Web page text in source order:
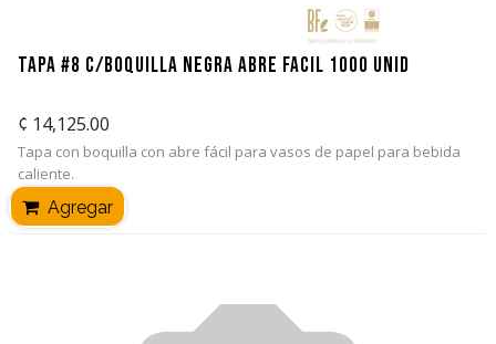
Tapa #8 C/Boquilla Negra Abre facil 1000 unid
¢ 14,125.00
Tapa con boquilla con abre fácil para vasos de papel para bebida
caliente.
Agregar